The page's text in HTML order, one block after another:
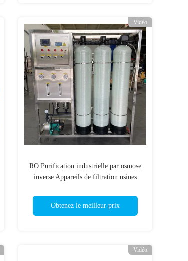
Vidéo
RO Purification industrielle par osmose
inverse Appareils de filtration usines
Obtenez le meilleur prix
Vidéo